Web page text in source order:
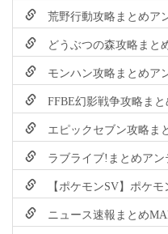
荒野行動攻略まとめア
どうぶつの森攻略まと
モンハン攻略まとめア
FFBE幻影戦争攻略まと
エピックセブン攻略ま
ラブライブ!まとめアン
【ポケモンSV】ポケモ
ニュース速報まとめ